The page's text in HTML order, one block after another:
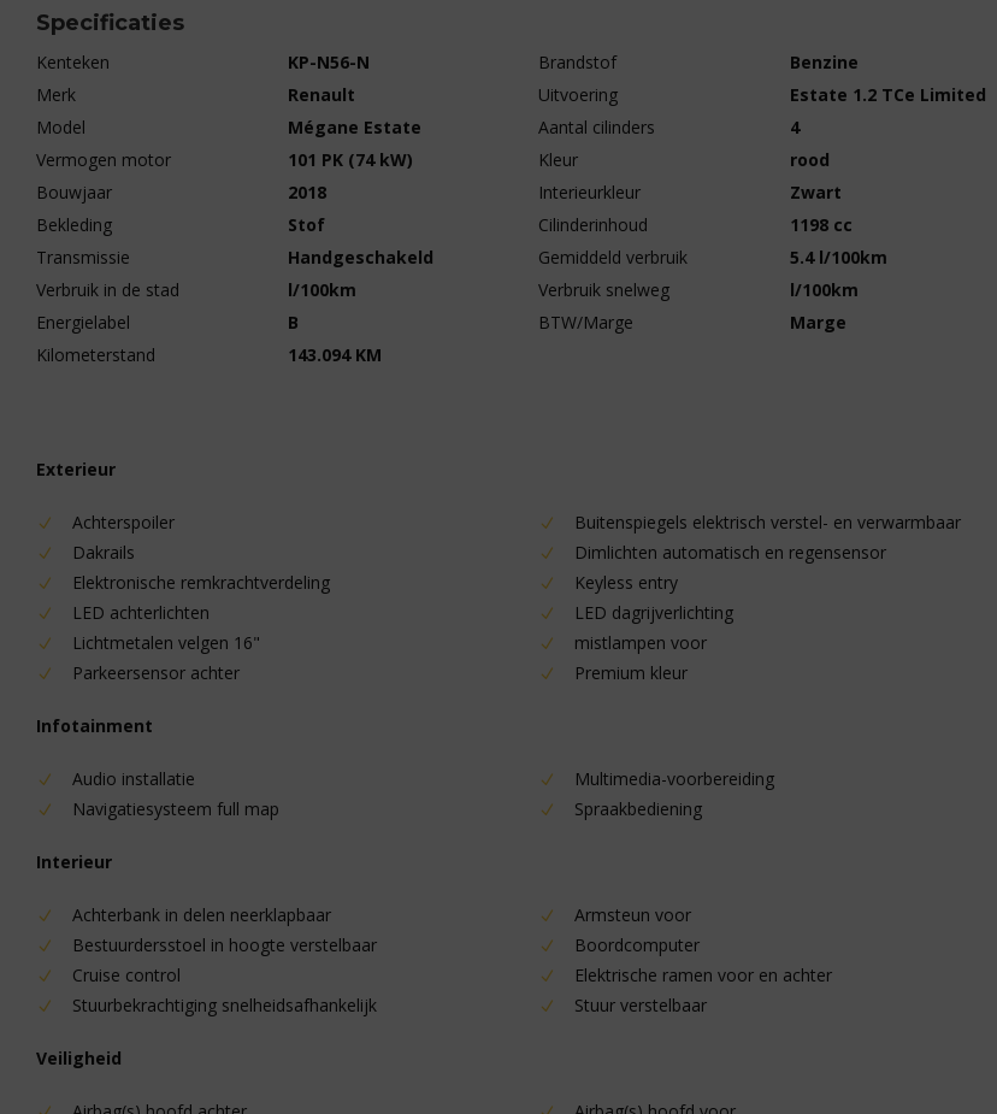
Specificaties
Kenteken
KP-N56-N
Merk
Renault
Model
Mégane Estate
Vermogen motor
101 PK (74 kW)
Bouwjaar
2018
Bekleding
Stof
Transmissie
Handgeschakeld
Verbruik in de stad
l/100km
Energielabel
B
Kilometerstand
143.094 KM
Brandstof
Benzine
Uitvoering
Estate 1.2 TCe Limited
Aantal cilinders
4
Kleur
rood
Interieurkleur
Zwart
Cilinderinhoud
1198 cc
Gemiddeld verbruik
5.4 l/100km
Verbruik snelweg
l/100km
BTW/Marge
Marge
Exterieur
Achterspoiler
Buitenspiegels elektrisch verstel- en verwarmbaar
Dakrails
Dimlichten automatisch en regensensor
Elektronische remkrachtverdeling
Keyless entry
LED achterlichten
LED dagrijverlichting
Lichtmetalen velgen 16"
mistlampen voor
Parkeersensor achter
Premium kleur
Infotainment
Audio installatie
Multimedia-voorbereiding
Navigatiesysteem full map
Spraakbediening
Interieur
Achterbank in delen neerklapbaar
Armsteun voor
Bestuurdersstoel in hoogte verstelbaar
Boordcomputer
Cruise control
Elektrische ramen voor en achter
Stuurbekrachtiging snelheidsafhankelijk
Stuur verstelbaar
Veiligheid